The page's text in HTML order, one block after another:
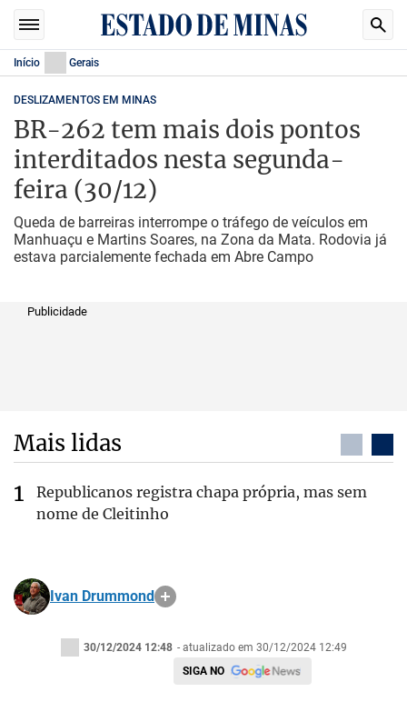
Início Gerais
DESLIZAMENTOS EM MINAS
BR-262 tem mais dois pontos
interditados nesta segunda-
feira (30/12)
Queda de barreiras interrompe o tráfego de veículos em
Manhuaçu e Martins Soares, na Zona da Mata. Rodovia já
estava parcialemente fechada em Abre Campo
Publicidade
Mais lidas
Republicanos registra chapa própria, mas sem
nome de Cleitinho
Ivan Drummond
30/12/2024 12:48 - atualizado em 30/12/2024 12:49
SIGA NO